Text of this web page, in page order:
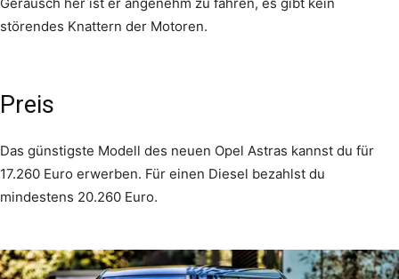
störendes Knattern der Motoren.
Preis
Das günstigste Modell des neuen Opel Astras kannst du für
17.260 Euro erwerben. Für einen Diesel bezahlst du
mindestens 20.260 Euro.